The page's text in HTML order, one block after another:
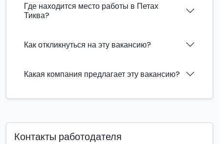
Где находится место работы в Петах
Тиква?
Как откликнуться на эту вакансию?
Какая компания предлагает эту вакансию?
Контакты работодателя